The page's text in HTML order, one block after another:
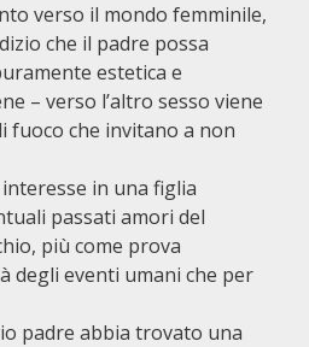
verso il mondo femminile,
che il padre possa
estetica e
– verso l’altro sesso viene
fuoco che invitano a non
interesse in una figlia
passati amori del
più come prova
degli eventi umani che per
padre abbia trovato una